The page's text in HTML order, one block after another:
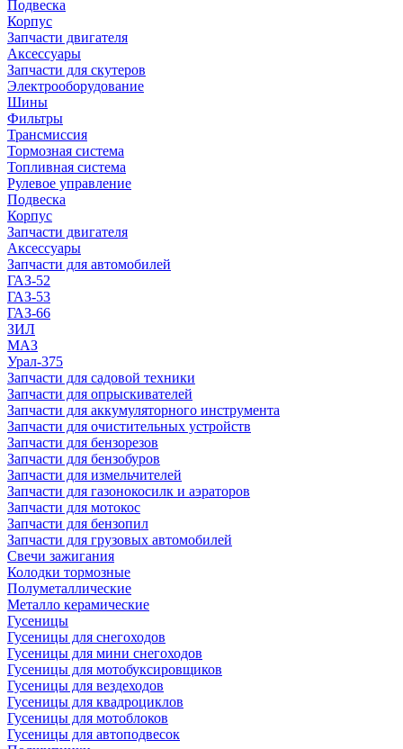
Подвеска
Корпус
Запчасти двигателя
Аксессуары
Запчасти для скутеров
Электрооборудование
Шины
Фильтры
Трансмиссия
Тормозная система
Топливная система
Рулевое управление
Подвеска
Корпус
Запчасти двигателя
Аксессуары
Запчасти для автомобилей
ГАЗ-52
ГАЗ-53
ГАЗ-66
ЗИЛ
МАЗ
Урал-375
Запчасти для садовой техники
Запчасти для опрыскивателей
Запчасти для аккумуляторного инструмента
Запчасти для очистительных устройств
Запчасти для бензорезов
Запчасти для бензобуров
Запчасти для измельчителей
Запчасти для газонокосилк и аэраторов
Запчасти для мотокос
Запчасти для бензопил
Запчасти для грузовых автомобилей
Свечи зажигания
Колодки тормозные
Полуметаллические
Металло керамические
Гусеницы
Гусеницы для снегоходов
Гусеницы для мини снегоходов
Гусеницы для мотобуксировщиков
Гусеницы для вездеходов
Гусеницы для квадроциклов
Гусеницы для мотоблоков
Гусеницы для автоподвесок